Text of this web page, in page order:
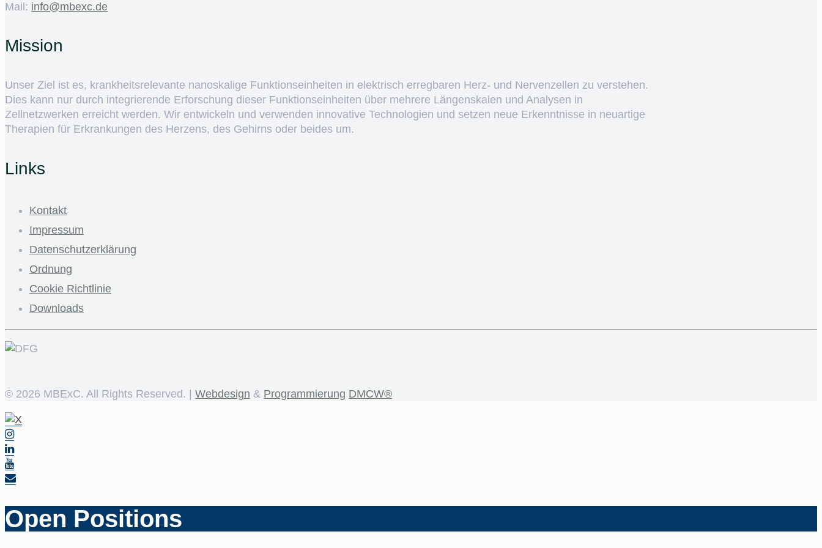
Mail: ed.cxebm@ofni
Mission
Unser Ziel ist es, krankheitsrelevante nanoskalige Funktionseinheiten in elektrisch erregbaren Herz- und Nervenzellen zu verstehen.
Dies kann nur durch integrierende Erforschung dieser Funktionseinheiten über mehrere Längenskalen und Analysen in
Zellnetzwerken erreicht werden. Wir entwickeln und verwenden innovative Technologien und setzen neue Erkenntnisse in neuartige
Therapien für Erkrankungen des Herzens, des Gehirns oder beides um.
Links
Kontakt
Impressum
Datenschutzerklärung
Ordnung
Cookie Richtlinie
Downloads
© 2026 MBExC. All Rights Reserved. | Webdesign & Programmierung DMCW®
Open Positions